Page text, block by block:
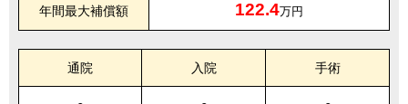
年間最大補償額 122.4万円
通院 入院 手術